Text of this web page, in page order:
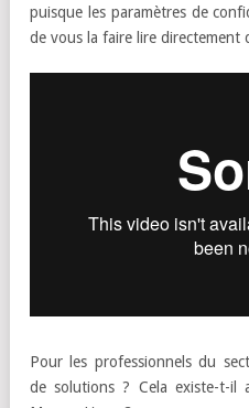
puisque les paramètres de
de vous la faire lire directement
Pour les professionnels du
de solutions ? Cela existe-t-il